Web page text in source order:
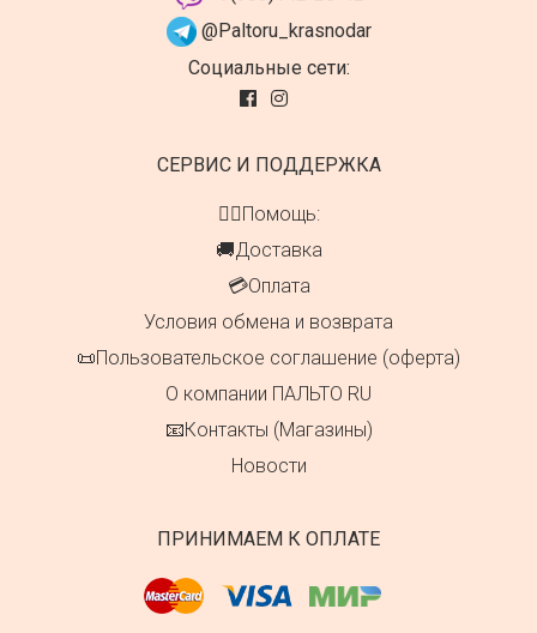
@Paltoru_krasnodar
Социальные сети:
СЕРВИС И ПОДДЕРЖКА
👍🏻Помощь:
🚚Доставка
💳Оплата
Условия обмена и возврата
📜Пользовательское соглашение (оферта)
О компании ПАЛЬТО RU
📧Контакты (Магазины)
Новости
ПРИНИМАЕМ К ОПЛАТЕ